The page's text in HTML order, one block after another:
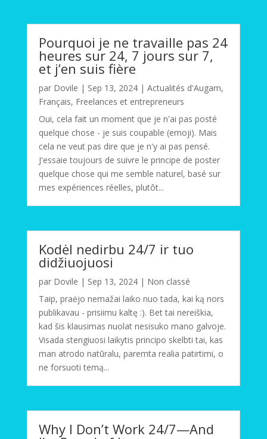
Pourquoi je ne travaille pas 24
heures sur 24, 7 jours sur 7,
et j’en suis fière
par Dovile | Sep 13, 2024| Actualités d'Augam,
Français, Freelances et entrepreneurs
Oui, cela fait un moment que je n'ai pas posté
quelque chose - je suis coupable (emoji). Mais
cela ne veut pas dire que je n'y ai pas pensé.
J'essaie toujours de suivre le principe de poster
quelque chose qui me semble naturel, basé sur
mes expériences réelles, plutôt...
Kodėl nedirbu 24/7 ir tuo
didžiuojuosi
par Dovile | Sep 13, 2024| Non classé
Taip, praėjo nemažai laiko nuo tada, kai ką nors
publikavau - prisiimu kaltę :). Bet tai nereiškia,
kad šis klausimas nuolat nesisuko mano galvoje.
Visada stengiuosi laikytis principo skelbti tai, kas
man atrodo natūralu, paremta realia patirtimi, o
ne forsuoti temą...
Why I Don’t Work 24/7—And